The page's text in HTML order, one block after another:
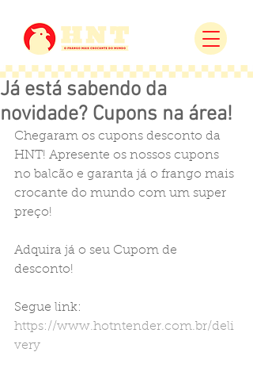
Já está sabendo da
novidade? Cupons na área!
Chegaram os cupons desconto da
HNT! Apresente os nossos cupons
no balcão e garanta já o frango mais
crocante do mundo com um super
preço!
Adquira já o seu Cupom de
desconto!
Segue link:
https://www.hotntender.com.br/deli
very